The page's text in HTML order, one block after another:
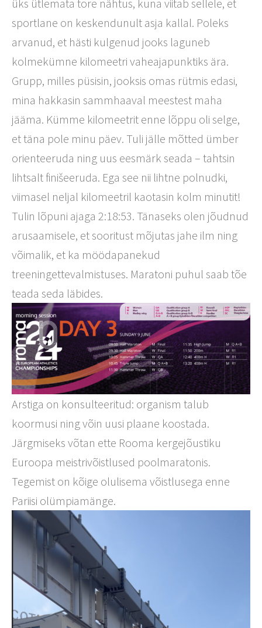
üks ütlemata tore nähtus, kuna viitab sellele, et
sportlane on keskendunult asja kallal. Poleks
arvanud, et hästi kulgenud jooks laguneb
kolmekümne kilomeetri vaheajapunktiks ära.
Grupp, milles püsisin, jooksis omas rütmis edasi,
mina hakkasin sammhaaval meestest maha
jääma. Kümme kilomeetrit enne lõppu oli selge,
et täna pole minu päev. Tuli jälle mõtted ümber
orienteeruda ning uus eesmärk seada – tahtsin
lihtsalt finišeeruda. Ega see nii lihtne polnudki,
viimasel neljal kilomeetril kaotasin kolm minutit!
Tulin lõpuni ajaga 2:18:53. Tänaseks olen jõudnud
arusaamisele, et sooritust mõjutas jahe ilm ning
võimalik, et ka möödapanekud
treeningettevalmistuses. Maratoni puhul saab tõe
teada seda läbides.
Arstiga on konsulteeritud: organism talub
koormusi ning võin uusi plaane koostada.
Järgmiseks võtan ette Rooma kergejõustiku
Euroopa meistrivõistlused poolmaratonis.
Tegemist on kõige olulisema võistlusega enne
Pariisi olümpiamänge.